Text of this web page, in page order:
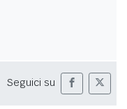
Seguici su